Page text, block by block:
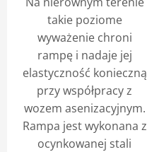
takie poziome
wyważenie chroni
rampę i nadaje jej
elastyczność konieczną
przy współpracy z
wozem asenizacyjnym.
Rampa jest wykonana z
ocynkowanej stali